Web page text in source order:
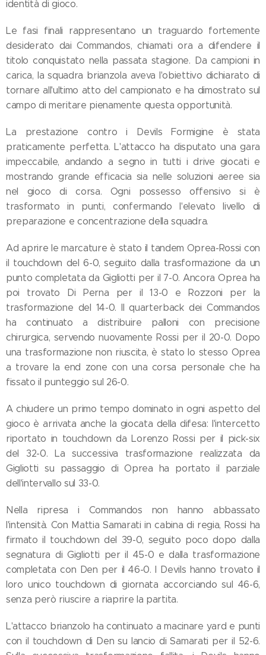
identità di gioco.
Le fasi finali rappresentano un traguardo fortemente
desiderato dai Commandos, chiamati ora a difendere il
titolo conquistato nella passata stagione. Da campioni in
carica, la squadra brianzola aveva l'obiettivo dichiarato di
tornare all'ultimo atto del campionato e ha dimostrato sul
campo di meritare pienamente questa opportunità.
La prestazione contro i Devils Formigine è stata
praticamente perfetta. L'attacco ha disputato una gara
impeccabile, andando a segno in tutti i drive giocati e
mostrando grande efficacia sia nelle soluzioni aeree sia
nel gioco di corsa. Ogni possesso offensivo si è
trasformato in punti, confermando l'elevato livello di
preparazione e concentrazione della squadra.
Ad aprire le marcature è stato il tandem Oprea-Rossi con
il touchdown del 6-0, seguito dalla trasformazione da un
punto completata da Gigliotti per il 7-0. Ancora Oprea ha
poi trovato Di Perna per il 13-0 e Rozzoni per la
trasformazione del 14-0. Il quarterback dei Commandos
ha continuato a distribuire palloni con precisione
chirurgica, servendo nuovamente Rossi per il 20-0. Dopo
una trasformazione non riuscita, è stato lo stesso Oprea
a trovare la end zone con una corsa personale che ha
fissato il punteggio sul 26-0.
A chiudere un primo tempo dominato in ogni aspetto del
gioco è arrivata anche la giocata della difesa: l'intercetto
riportato in touchdown da Lorenzo Rossi per il pick-six
del 32-0. La successiva trasformazione realizzata da
Gigliotti su passaggio di Oprea ha portato il parziale
dell'intervallo sul 33-0.
Nella ripresa i Commandos non hanno abbassato
l'intensità. Con Mattia Samarati in cabina di regia, Rossi ha
firmato il touchdown del 39-0, seguito poco dopo dalla
segnatura di Gigliotti per il 45-0 e dalla trasformazione
completata con Den per il 46-0. I Devils hanno trovato il
loro unico touchdown di giornata accorciando sul 46-6,
senza però riuscire a riaprire la partita.
L'attacco brianzolo ha continuato a macinare yard e punti
con il touchdown di Den su lancio di Samarati per il 52-6.